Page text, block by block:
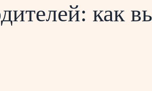
как